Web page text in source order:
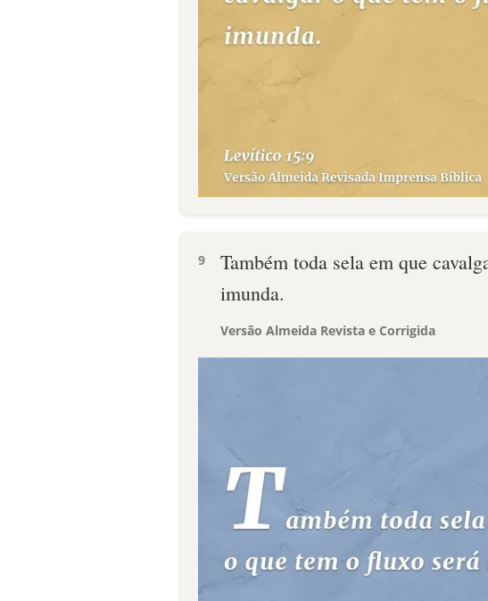
9
Também toda sela em que
imunda.
Versão Almeida Revista e Corrigida